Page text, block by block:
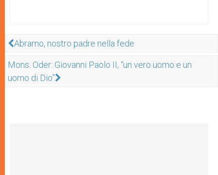
Abramo, nostro padre nella fede
Mons. Oder: Giovanni Paolo II, “un vero uomo e un
uomo di Dio”